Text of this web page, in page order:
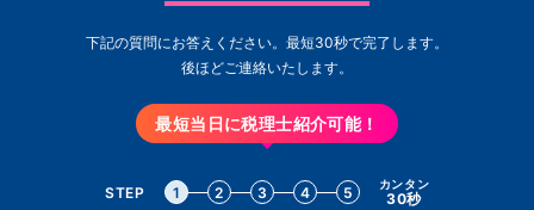
下記の質問にお答えください。最短30秒で完了します。
後ほどご連絡いたします。
最短当日に税理士紹介可能！
STEP 1 2 3 4 5 カンタン
30秒